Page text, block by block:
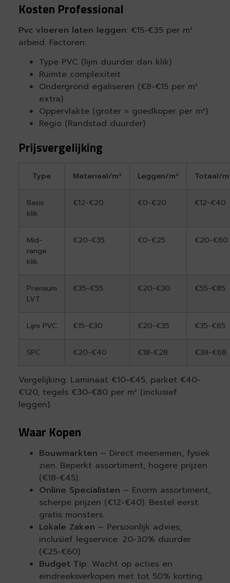
Kosten Professional
Pvc vloeren laten leggen: €15-€35 per m²
arbeid. Factoren:
Type PVC (lijm duurder dan klik)
Ruimte complexiteit
Ondergrond egaliseren (€8-€15 per m²
extra)
Oppervlakte (groter = goedkoper per m²)
Regio (Randstad duurder)
Prijsvergelijking
Type Materiaal/m² Leggen/m² Totaal/
Basis
klik
€12-€20 €0-€20 €12-€40
Mid-
range
klik
€20-€35 €0-€25 €20-€60
Premium
LVT
€35-€55 €20-€30 €55-€85
Lijm PVC €15-€30 €20-€35 €35-€65
SPC €20-€40 €18-€28 €38-€68
Vergelijking: Laminaat €10-€45, parket €40-
€120, tegels €30-€80 per m² (inclusief
leggen).
Waar Kopen
Bouwmarkten – Direct meenemen, fysiek
zien. Beperkt assortiment, hogere prijzen
(€18-€45).
Online Specialisten – Enorm assortiment,
scherpe prijzen (€12-€40). Bestel eerst
gratis monsters.
Lokale Zaken – Persoonlijk advies,
inclusief legservice. 20-30% duurder
(€25-€60).
Budget Tip: Wacht op acties en
eindreeksverkopen met tot 50% korting.